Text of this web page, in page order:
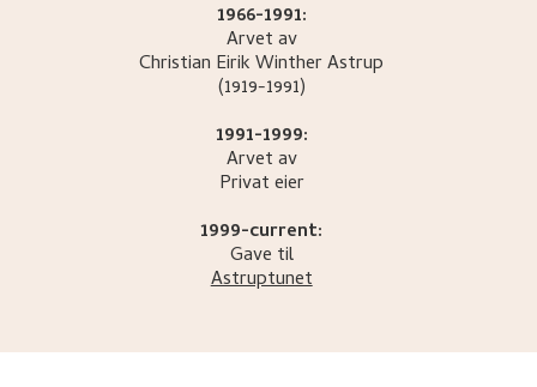
1966-1991:
Arvet av
Christian Eirik WintherAstrup
(1919-1991)
1991-1999:
Arvet av
Privat eier
1999-current:
Gave til
Astruptunet